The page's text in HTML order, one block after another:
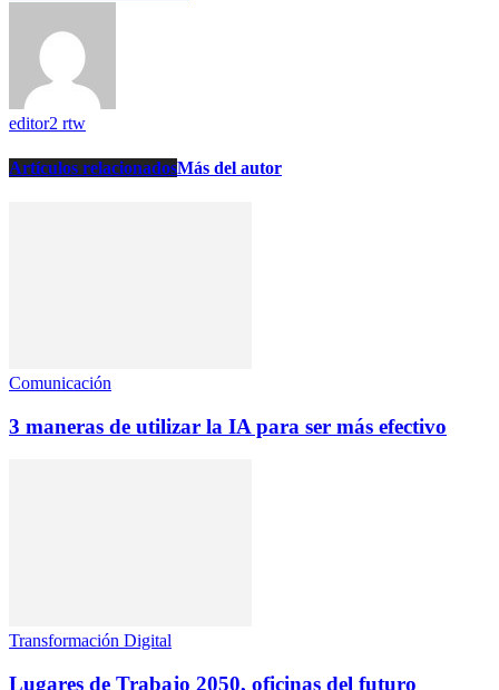
editor2 rtw
Artículos relacionadosMás del autor
Comunicación
3 maneras de utilizar la IA para ser más efectivo
Transformación Digital
Lugares de Trabajo 2050, oficinas del futuro